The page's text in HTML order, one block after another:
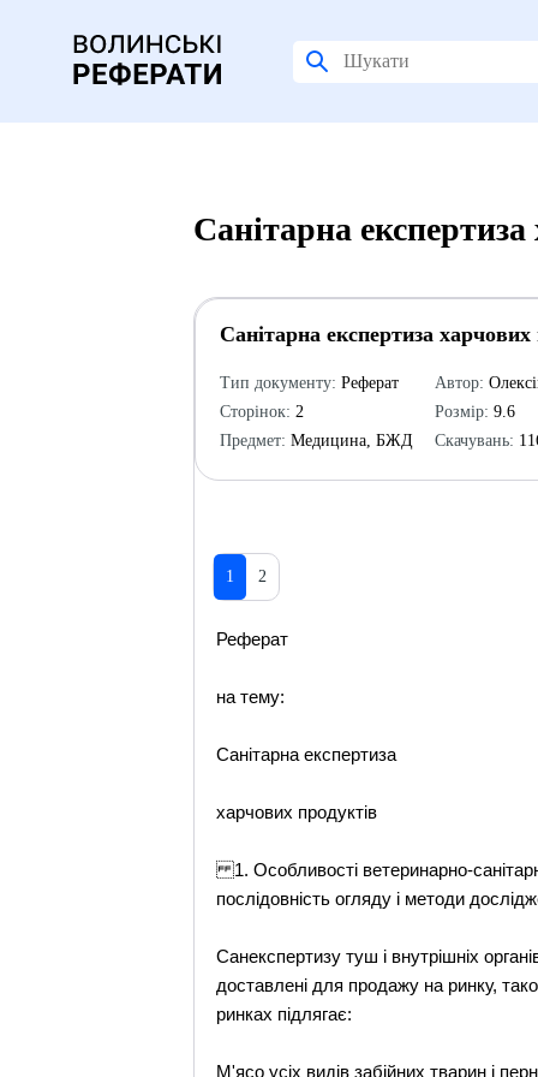
Санітарна
Санітарна експертиза харчових
Тип документу: Реферат
Сторінок: 2
Предмет: Медицина, БЖД
Автор:
Розмір: 9.6
Скачувань:
1 2
Реферат
на тему:
Санітарна експертиза
харчових продуктів
1. Особливості ветеринарно-
послідовність огляду і методи
Санекспертизу туш і внутрішніх
доставлені для продажу на ринку,
ринках підлягає:
М'ясо усіх видів забійних тварин і